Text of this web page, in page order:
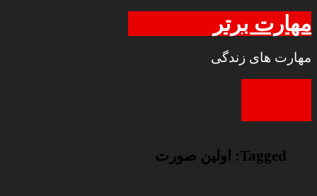
مهارت برتر
مهارت های زندگی
Tagged: اولین صورت